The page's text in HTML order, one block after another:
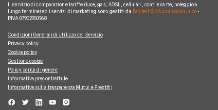
Il servizio di comparazione tariffe (luce, gas, ADSL, cellulari, conti e carte, noleggio a
lungo termine) ed i servizi di marketing sono gestiti da Facile.it S.p.A. con socio unico•
P.IVA 07902950968
Condizioni Generali di Utilizzo del Servizio
Privacy policy
Cookie policy
Gestione cookie
Policy parità di genere
Informativa precontrattule
Informativa sulla trasparenza Mutui e Prestiti